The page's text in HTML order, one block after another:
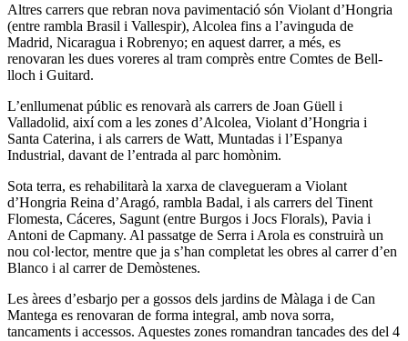
Altres carrers que rebran nova pavimentació són Violant d’Hongria
(entre rambla Brasil i Vallespir), Alcolea fins a l’avinguda de
Madrid, Nicaragua i Robrenyo; en aquest darrer, a més, es
renovaran les dues voreres al tram comprès entre Comtes de Bell-
lloch i Guitard.
L’enllumenat públic es renovarà als carrers de Joan Güell i
Valladolid, així com a les zones d’Alcolea, Violant d’Hongria i
Santa Caterina, i als carrers de Watt, Muntadas i l’Espanya
Industrial, davant de l’entrada al parc homònim.
Sota terra, es rehabilitarà la xarxa de clavegueram a Violant
d’Hongria Reina d’Aragó, rambla Badal, i als carrers del Tinent
Flomesta, Cáceres, Sagunt (entre Burgos i Jocs Florals), Pavia i
Antoni de Capmany. Al passatge de Serra i Arola es construirà un
nou col·lector, mentre que ja s’han completat les obres al carrer d’en
Blanco i al carrer de Demòstenes.
Les àrees d’esbarjo per a gossos dels jardins de Màlaga i de Can
Mantega es renovaran de forma integral, amb nova sorra,
tancaments i accessos. Aquestes zones romandran tancades des del 4